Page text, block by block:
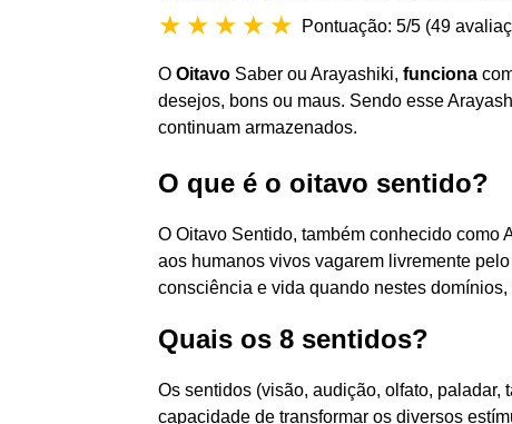
Pontuação: 5/5 (49
O Oitavo Saber ou Arayashiki, funciona
desejos, bons ou maus. Sendo esse
continuam armazenados.
O que é o oitavo sentido?
O Oitavo Sentido, também conhecido como
aos humanos vivos vagarem livremente
consciência e vida quando nestes
Quais os 8 sentidos?
Os sentidos (visão, audição, olfato, paladar,
capacidade de transformar os diversos